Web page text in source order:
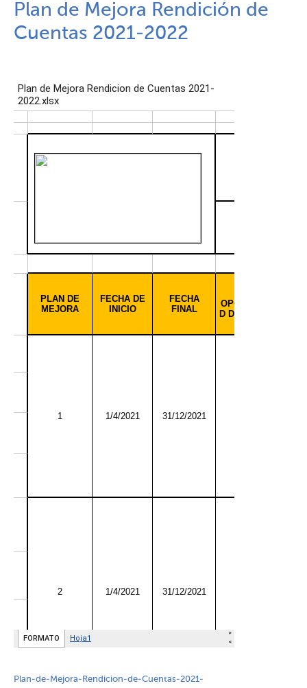
Plan de Mejora Rendición de
Cuentas 2021-2022
Plan-de-Mejora-Rendicion-de-Cuentas-2021-